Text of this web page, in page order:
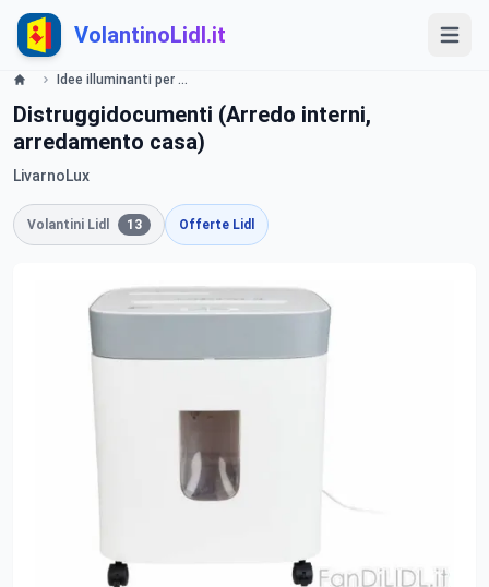
VolantinoLidl.it
Idee illuminanti per l'Ufficio - LIDL Catalogue - Offerte valide dal 30 maggio 2019 Lidl
Distruggidocumenti (Arredo interni,
arredamento casa)
LivarnoLux
Volantini Lidl 13 Offerte Lidl